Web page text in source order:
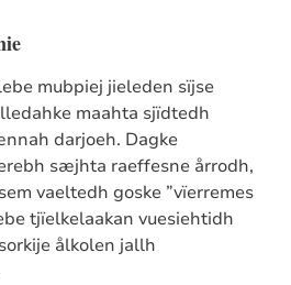
mubpiej jieleden sïjse
maahta sjïdtedh
darjoeh. Dagke
sæjhta raeffesne årrodh,
vaeltedh goske ”vïerremes
tjïelkelaakan vuesiehtidh
ålkolen jallh